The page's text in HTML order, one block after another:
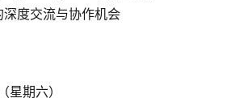
度交流与协作机会
期六）